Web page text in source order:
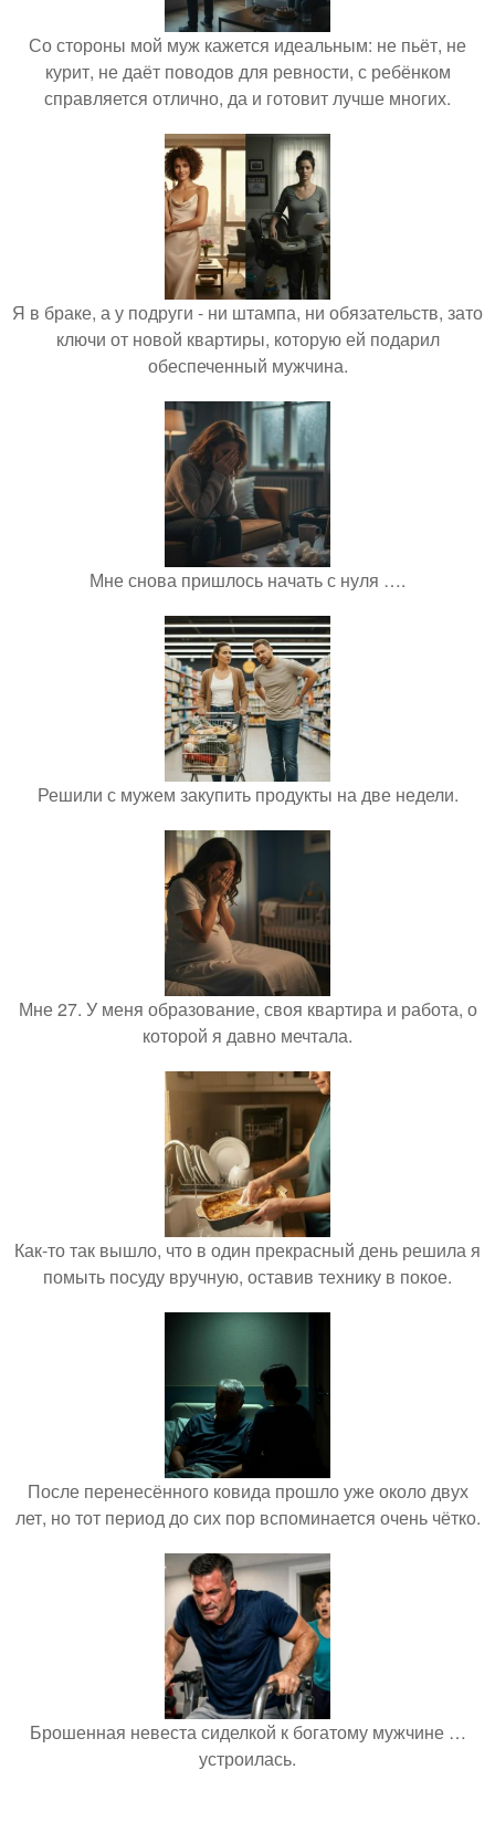
Со стороны мой муж кажется идеальным: не пьёт, не
курит, не даёт поводов для ревности, с ребёнком
справляется отлично, да и готовит лучше многих.
Я в браке, а у подруги - ни штампа, ни обязательств, зато
ключи от новой квартиры, которую ей подарил
обеспеченный мужчина.
Мне снова пришлось начать с нуля ….
Решили с мужем закупить продукты на две недели.
Мне 27. У меня образование, своя квартира и работа, о
которой я давно мечтала.
Как-то так вышло, что в один прекрасный день решила я
помыть посуду вручную, оставив технику в покое.
После перенесённого ковида прошло уже около двух
лет, но тот период до сих пор вспоминается очень чётко.
Брошенная невеста сиделкой к богатому мужчине …
устроилась.